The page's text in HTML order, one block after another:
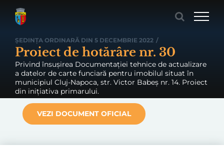
ȘEDINȚA ORDINARĂ DIN 5 DECEMBRIE 2022 /
Proiect de hotărâre nr. 30
Privind însușirea Documentației tehnice de actualizare
a datelor de carte funciară pentru imobilul situat în
municipiul Cluj-Napoca, str. Victor Babeș nr. 14. Proiect
din inițiativa primarului.
VEZI DOCUMENT OFICIAL